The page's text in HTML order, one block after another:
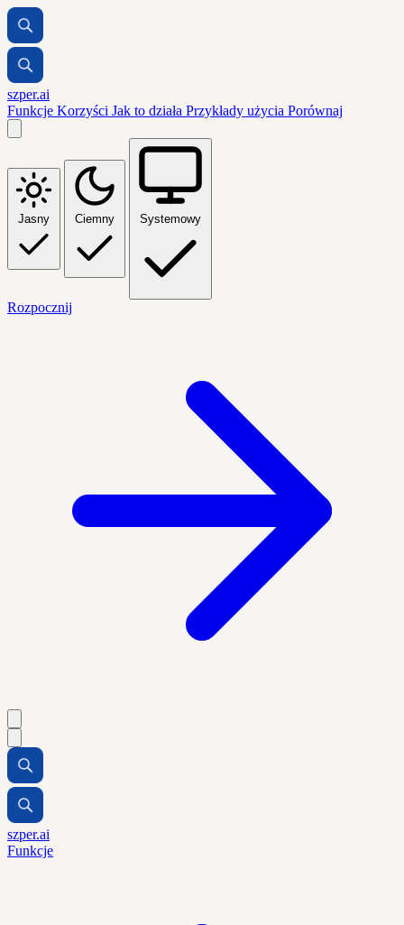
szper.ai
Funkcje Korzyści Jak to działa Przykłady użycia Porównaj
Jasny Ciemny Systemowy
Rozpocznij
szper.ai
Funkcje